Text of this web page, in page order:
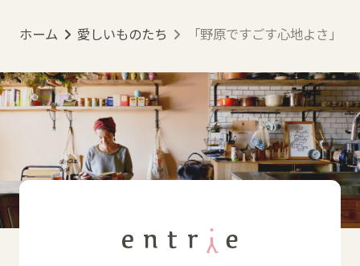
ホーム 愛しいものたち 「野原ですごす心地よさ」